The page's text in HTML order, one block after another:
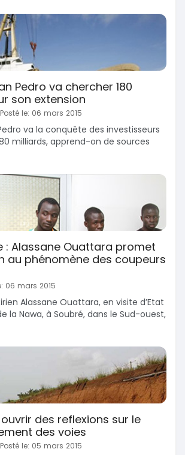
Pedro va chercher 180
son extension
le: 06 mars 2015
va la conquête des investisseurs
milliards, apprend-on de sources
: Alassane Ouattara promet
au phénomène des coupeurs
06 mars 2015
Alassane Ouattara, en visite d’Etat
la Nawa, à Soubré, dans le Sud-ouest,
ouvrir des reflexions sur le
des voies
le: 05 mars 2015